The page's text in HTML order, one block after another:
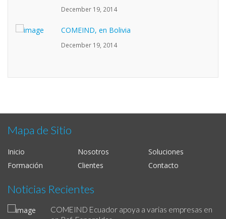
December 19, 2014
COMEIND, en Bolivia
December 19, 2014
Mapa de Sitio
Inicio Nosotros
Soluciones
Formación
Clientes Contacto
Noticias Recientes
COMEIND Ecuador apoya a varias empresas en